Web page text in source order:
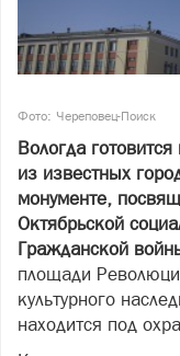
Фото: Череповец-Поиск
Вологда
из известных
монументе,
Октябрьской
Гражданской
площади
культурного
находится под